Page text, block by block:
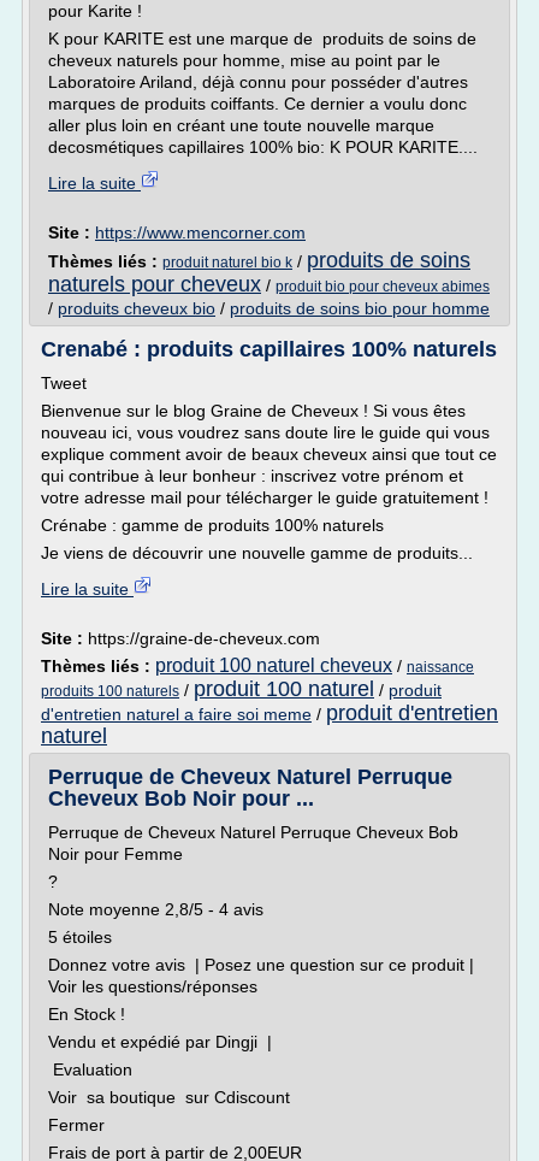
pour Karite !
K pour KARITE est une marque de produits de soins de
cheveux naturels pour homme, mise au point par le
Laboratoire Ariland, déjà connu pour posséder d'autres
marques de produits coiffants. Ce dernier a voulu donc
aller plus loin en créant une toute nouvelle marque
decosmétiques capillaires 100% bio: K POUR KARITE....
Lire la suite
Site : https://www.mencorner.com
Thèmes liés : produit naturel bio k / produits de soins
naturels pour cheveux / produit bio pour cheveux abimes
/ produits cheveux bio / produits de soins bio pour homme
Crenabé : produits capillaires 100% naturels
Tweet
Bienvenue sur le blog Graine de Cheveux ! Si vous êtes
nouveau ici, vous voudrez sans doute lire le guide qui vous
explique comment avoir de beaux cheveux ainsi que tout ce
qui contribue à leur bonheur : inscrivez votre prénom et
votre adresse mail pour télécharger le guide gratuitement !
Crénabe : gamme de produits 100% naturels
Je viens de découvrir une nouvelle gamme de produits...
Lire la suite
Site : https://graine-de-cheveux.com
Thèmes liés : produit 100 naturel cheveux / naissance
produits 100 naturels / produit 100 naturel / produit
d'entretien naturel a faire soi meme / produit d'entretien
naturel
Perruque de Cheveux Naturel Perruque
Cheveux Bob Noir pour ...
Perruque de Cheveux Naturel Perruque Cheveux Bob
Noir pour Femme
?
Note moyenne 2,8/5 - 4 avis
5 étoiles
Donnez votre avis | Posez une question sur ce produit |
Voir les questions/réponses
En Stock !
Vendu et expédié par Dingji |
Evaluation
Voir sa boutique sur Cdiscount
Fermer
Frais de port à partir de 2,00EUR